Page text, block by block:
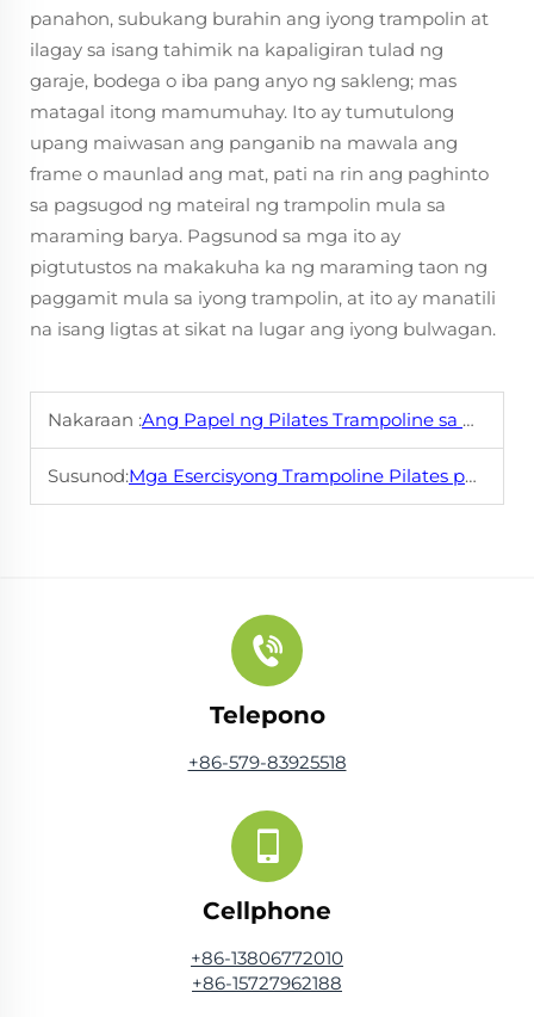
panahon, subukang burahin ang iyong trampolin at
ilagay sa isang tahimik na kapaligiran tulad ng
garaje, bodega o iba pang anyo ng sakleng; mas
matagal itong mamumuhay. Ito ay tumutulong
upang maiwasan ang panganib na mawala ang
frame o maunlad ang mat, pati na rin ang paghinto
sa pagsugod ng mateiral ng trampolin mula sa
maraming barya. Pagsunod sa mga ito ay
pigtutustos na makakuha ka ng maraming taon ng
paggamit mula sa iyong trampolin, at ito ay manatili
na isang ligtas at sikat na lugar ang iyong bulwagan.
Nakaraan :Ang Papel ng Pilates Trampoline sa Pagpigil sa Sakit
Susunod:Mga Esercisyong Trampoline Pilates para sa Pagbawas ng Timbang
Telepono
+86-579-83925518
Cellphone
+86-13806772010
+86-15727962188